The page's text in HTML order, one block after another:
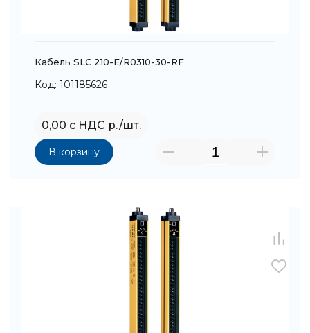
Кабель SLC 210-E/R0310-30-RF
Код: 101185626
0,00 с НДС р./шт.
В корзину